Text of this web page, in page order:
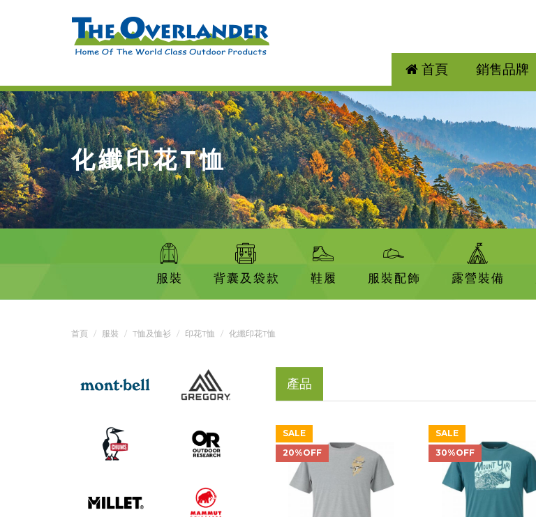
首頁 銷售品牌
化纖印花T恤
服裝 背囊及袋款 鞋履 服裝配飾 露營裝備
首頁 服裝 T恤及恤衫 印花T恤 化纖印花T恤
產品
SALE
20%OFF
SALE
30%OFF